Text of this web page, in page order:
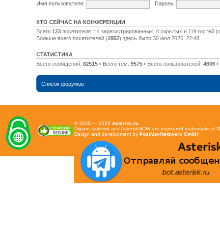
Имя пользователя:
Пароль:
КТО СЕЙЧАС НА КОНФЕРЕНЦИИ
Всего 123посетителя :: 4 зарегистрированных, 0 скрытых и 119 гостей
Больше всего посетителей (2852) здесь было 30 июл 2026, 22:48
СТАТИСТИКА
Всего сообщений: 82515• Всего тем: 9575• Всего пользователей: 4606•
Список форумов
© 2008 — 2026 Asterisk.ru
Digium, Asterisk and AsteriskNOW are registered trademarks of
Design and development by PostMet-Netzwerk GmbH